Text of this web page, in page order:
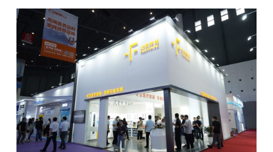
关于高呈
服务案例
展台设计搭建
活动策划执行
联系方式
搜索